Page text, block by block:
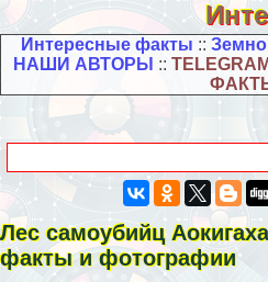
Интересные факты ::
НАШИ АВТОРЫ ::
Лес самоубийц
факты и фотографии